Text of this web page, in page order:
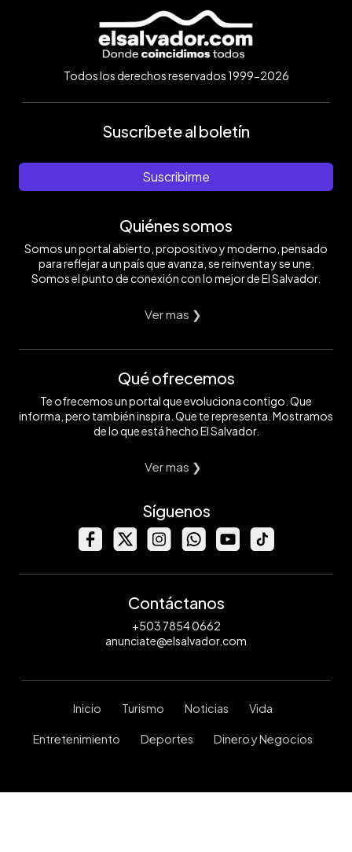
Todos los derechos reservados 1999-2026
Suscríbete al boletín
Suscribirme
Quiénes somos
Somos un portal abierto, propositivo y moderno, pensado
para reflejar a un país que avanza, se reinventa y se une.
Somos el punto de conexión con lo mejor de El Salvador.
Ver mas ❯
Qué ofrecemos
Te ofrecemos un portal que evoluciona contigo. Que
informa, pero también inspira. Que te representa. Mostramos
de lo que está hecho El Salvador.
Ver mas ❯
Síguenos
Contáctanos
+503 7854 0662
anunciate@elsalvador.com
Inicio Turismo Noticias Vida
Entretenimiento Deportes Dinero y Negocios